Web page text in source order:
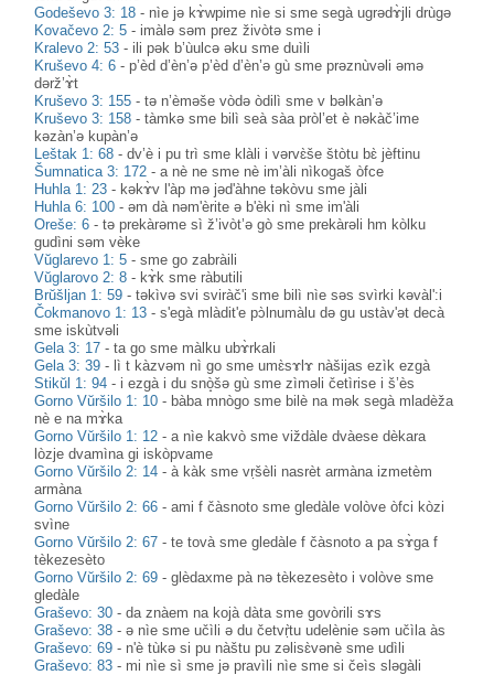
Godeševo 3: 18 - nìe jə kɤ̀wpime nìe si sme segà ugrədɤ̀jli drùgə
Kovačevo 2: 5 - imàlə səm prez živòtə sme i
Kralevo 2: 53 - ili pək b’ùulcə əku sme duìli
Kruševo 4: 6 -p’èd d’èn’ə p’èd d’èn’ə gù sme prəznùvəli əmə
dərž’ɤ̀t
Kruševo 3: 155 -tə n’èməše vòdə òdilì sme v bəlkàn’ə
Kruševo 3: 158 -tàmkə sme bilì seà sàa pròl’et è nəkàč’ime
kəzàn’ə kupàn’ə
Leštak 1: 68 -dv’è i pu trì sme klàli i vərvɛ̀še štòtu bɛ̀ jèftinu
Šumnatica 3: 172 -a nè ne sme nè im’àli nìkogaš òfce
Huhla 1: 23 - kəkɤ̀v l'àp mə jəd'àhne təkòvu sme jàli
Huhla 6: 100 -əm dà nəm'èrite ə b'èki nì sme im'àli
Oreše: 6 -tə prekàrəme sì ž’ivòt’ə gò sme prekàrəli hm kòlku
gudìni səm vèke
Vŭglarevo 1: 5 -sme go zabràili
Vŭglarovo 2: 8 - kɤ̀k sme ràbutili
Brŭšljan 1: 59 -təkìvə svi sviràč'i sme bilì nìe səs svìrki kəvàl':i
Čokmanovo 1: 13 -s'egà mlàdit'e pɔ̀lnumàlu də gu ustàv'ət decà
sme iskùtvəli
Gela 3: 17 -ta go sme màlku ubɤ̀rkali
Gela 3: 39 - lì t kàzvəm nì go sme umɛ̀sɤlɤ nàšijas ezìk ezgà
Stikŭl 1: 94 - i ezgà i du snò̝šə gù sme zìməli četìrise i š’ès
Gorno Vŭršilo 1: 10 - bàba mnògo sme bilè na mək segà mladèža
nè e na mɤ̀ka
Gorno Vŭršilo 1: 12 -a nìe kakvò sme viždàle dvàese dèkara
lòzje dvamìna gi iskòpvame
Gorno Vŭršilo 2: 14 -à kàk sme vṛšèli nasrèt armàna izmetèm
armàna
Gorno Vŭršilo 2: 66 -ami f čàsnoto sme gledàle volòve òfci kòzi
svìne
Gorno Vŭršilo 2: 67 -te tovà sme gledàle f čàsnoto a pa sɤ̀ga f
tèkezesèto
Gorno Vŭršilo 2: 69 -glèdaxme pà nə tèkezesèto i volòve sme
gledàle
Graševo: 30 -da znàem na kojà dàta sme govòrili sɤs
Graševo: 38 -ə nìe sme učìli ə du četvṛ̀tu udelènie səm učìla às
Graševo: 69 - n'è tùkə si pu nàštu pu zəlisɛ̀vənè sme udìli
Graševo: 83 - mi nìe sì sme jə pravìli nìe sme si čeìs sləgàli